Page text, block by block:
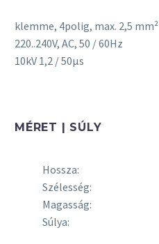
klemme, 4polig, max. 2,5 mm²
220..240V, AC, 50 / 60Hz
10kV 1,2 / 50μs
MÉRET | SÚLY
Hossza:
Szélesség:
Magasság:
Súlya: